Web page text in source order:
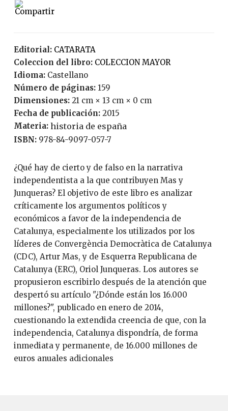
Editorial:
CATARATA
Coleccion del libro:
COLECCION MAYOR
Idioma:
Castellano
Número de páginas: 159
Dimensiones: 21 cm × 13 cm × 0 cm
Fecha de publicación:
2015
Materia: historia de españa
ISBN: 978-84-9097-057-7
¿Qué hay de cierto y de falso en la narrativa
independentista a la que contribuyen Mas y
Junqueras? El objetivo de este libro es analizar
críticamente los argumentos políticos y
económicos a favor de la independencia de
Catalunya, especialmente los utilizados por los
líderes de Convergència Democràtica de Catalunya
(CDC), Artur Mas, y de Esquerra Republicana de
Catalunya (ERC), Oriol Junqueras. Los autores se
propusieron escribirlo después de la atención que
despertó su artículo "¿Dónde están los 16.000
millones?", publicado en enero de 2014,
cuestionando la extendida creencia de que, con la
independencia, Catalunya dispondría, de forma
inmediata y permanente, de 16.000 millones de
euros anuales adicionales